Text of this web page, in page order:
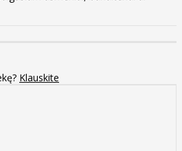
Klauskite